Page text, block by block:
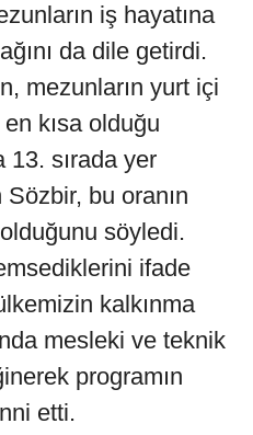
iş hayatına
da dile getirdi.
mezunların yurt içi
kısa olduğu
13. sırada yer
Sözbir, bu oranın
söyledi.
ifade
kalkınma
mesleki ve teknik
programın
etti.